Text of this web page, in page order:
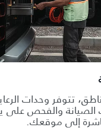
تتوفر وحدات
والفحص على
إلى موقعك.